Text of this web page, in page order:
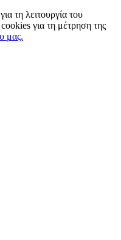
τη λειτουργία του
για τη μέτρηση της
μας.